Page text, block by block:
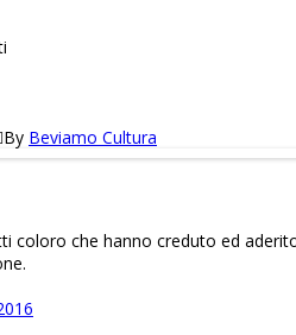
By Beviamo Cultura
coloro che hanno creduto ed